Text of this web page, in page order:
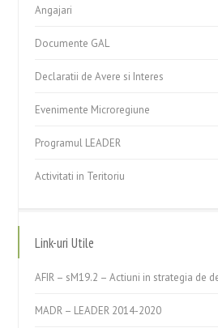
Angajari
Documente GAL
Declaratii de Avere si Interes
Evenimente Microregiune
Programul LEADER
Activitati in Teritoriu
Link-uri Utile
AFIR – sM19.2 – Actiuni in strategia de
MADR – LEADER 2014-2020